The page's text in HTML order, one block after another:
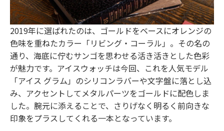
2019年に選ばれたのは、ゴールドをベースにオレンジの
色味を重ねたカラー「リビング・コーラル」。その名の
通り、海底に佇むサンゴを思わせる活き活きとした色彩
が魅力です。アイスウォッチは今回、これを人気モデル
「アイス グラム」のシリコンラバーや文字盤に落とし込
み、アクセントしてメタルパーツをゴールドに配色しま
した。腕元に添えることで、さりげなく明るく前向きな
印象をプラスしてくれる一本となっています。